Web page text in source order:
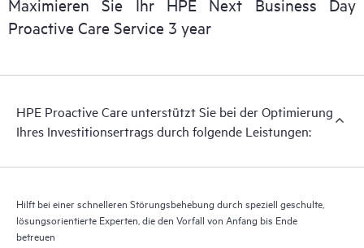
Maximieren Sie Ihr HPE Next Business Day
Proactive Care Service 3 year
HPE Proactive Care unterstützt Sie bei der Optimierung
Ihres Investitionsertrags durch folgende Leistungen:
Hilft bei einer schnelleren Störungsbehebung durch speziell geschulte,
lösungsorientierte Experten, die den Vorfall von Anfang bis Ende
betreuen